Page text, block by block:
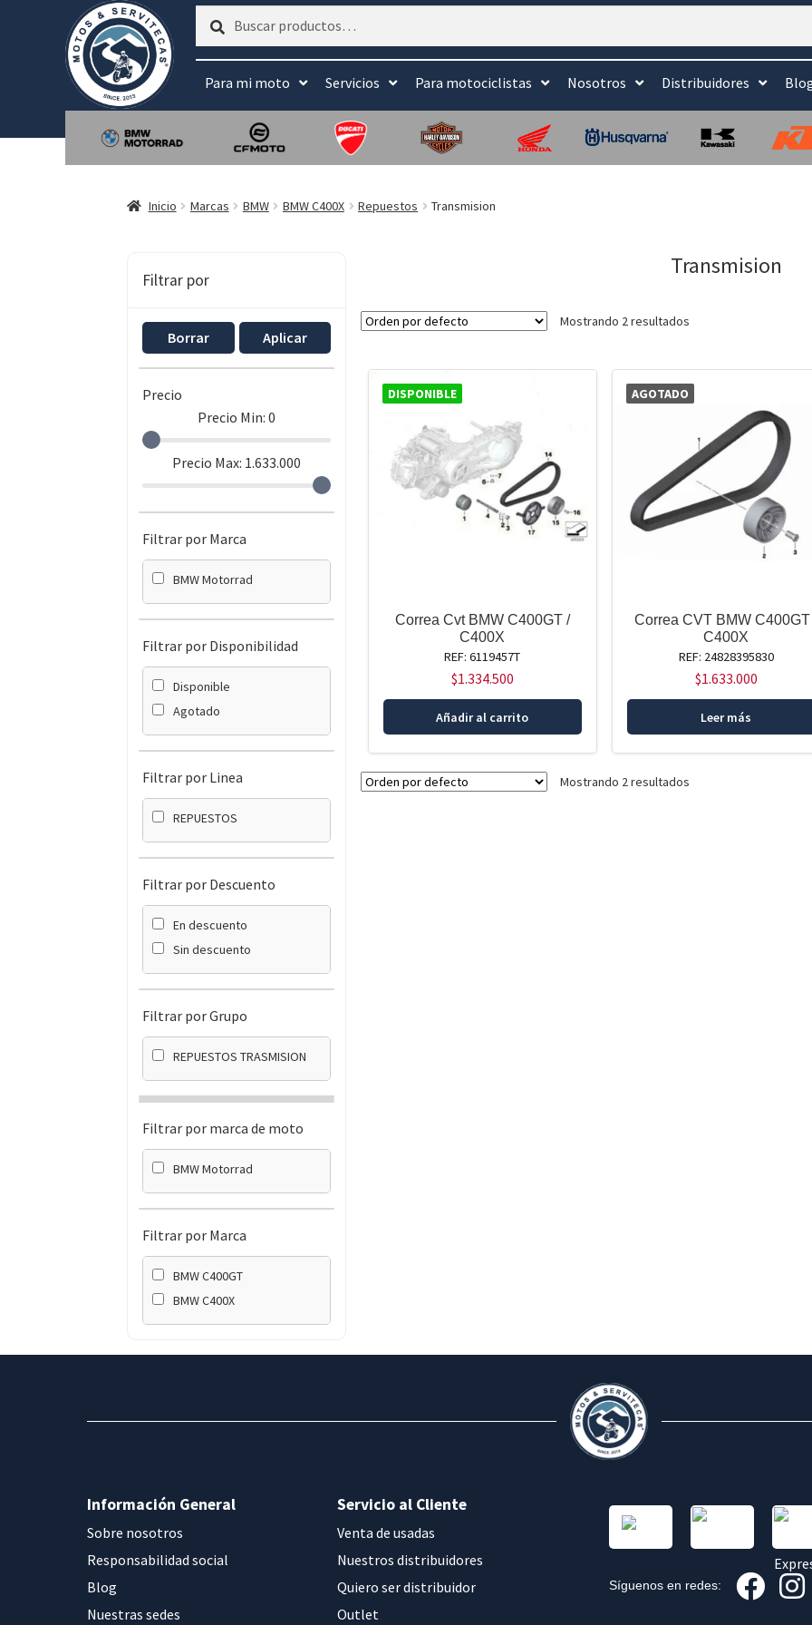
Buscar
Buscar
Para mi moto Servicios Para motociclistas Nosotros Distribuidores
Inicio Marcas BMW BMW C400X Repuestos Transmision
Filtrar por
Borrar Aplicar
Precio
Precio Min:0
Precio Max: 1.633.000
Filtrar por Marca
BMW Motorrad
Filtrar por Disponibilidad
Disponible
Agotado
Filtrar por Linea
REPUESTOS
Filtrar por Descuento
En descuento
Sin descuento
Filtrar por Grupo
REPUESTOS TRASMISION
Filtrar por marca de moto
BMW Motorrad
Filtrar por Marca
BMW C400GT
BMW C400X
Transmision
Mostrando 2 resultados
DISPONIBLE
Correa Cvt BMW C400GT /
C400X
REF: 6119457T
$1.334.500
Añadir al carrito
AGOTADO
Correa CVT BMW C400GT
C400X
REF: 24828395830
$1.633.000
Leer más
Mostrando 2 resultados
Información General
Sobre nosotros
Responsabilidad social
Blog
Nuestras sedes
Servicio al Cliente
Venta de usadas
Nuestros distribuidores
Quiero ser distribuidor
Outlet
Síguenos en redes: